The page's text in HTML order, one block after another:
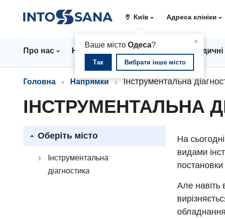
Київ
×
Ваше місто Одеса?
Так Вибрати інше місто
Адреса клініки
Про нас Напрямки Ціни
Головна Напрямки Інструментальна
ІНСТРУМЕНТАЛЬНА
Оберіть місто
Інструментальна
діагностика
На
видами
постановки
Але навіть